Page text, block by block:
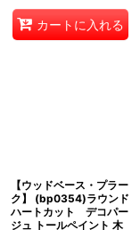
カートに入れる
【ウッドベース・プラー
ク】 (bp0354)ラウンド
ハートカット デコパー
ジュ トールペイント 木